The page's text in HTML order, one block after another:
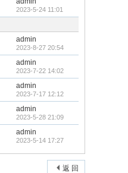
2023-5-24 11:01
admin
2023-8-27 20:54
admin
2023-7-22 14:02
admin
2023-7-17 12:12
admin
2023-5-28 21:09
admin
2023-5-14 17:27
返 回